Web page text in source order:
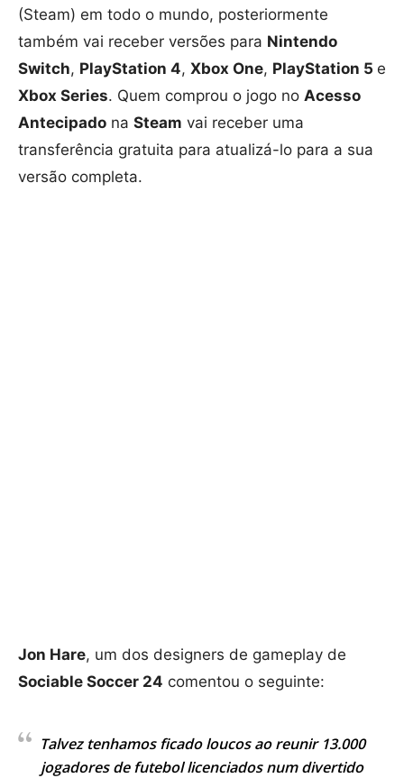
(Steam) em todo o mundo, posteriormente
também vai receber versões para Nintendo
Switch, PlayStation 4, Xbox One, PlayStation 5 e
Xbox Series. Quem comprou o jogo no Acesso
Antecipado na Steam vai receber uma
transferência gratuita para atualizá-lo para a sua
versão completa.
Jon Hare, um dos designers de gameplay de
Sociable Soccer 24 comentou o seguinte:
Talvez tenhamos ficado loucos ao reunir 13.000
jogadores de futebol licenciados num divertido